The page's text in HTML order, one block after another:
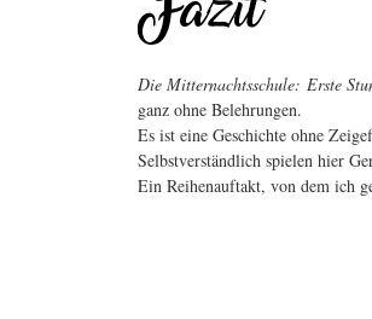
Die Mitternachtsschule: Erste
ganz ohne Belehrungen.
Es ist eine Geschichte ohne
Selbstverständlich spielen hier
Ein Reihenauftakt, von dem ich